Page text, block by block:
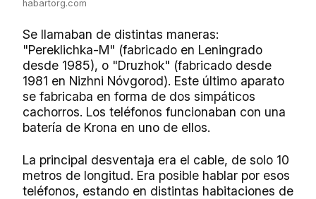
habartorg.com
Se llamaban de distintas maneras:
"Pereklichka-M" (fabricado en Leningrado
desde 1985), o "Druzhok" (fabricado desde
1981 en Nizhni Nóvgorod). Este último aparato
se fabricaba en forma de dos simpáticos
cachorros. Los teléfonos funcionaban con una
batería de Krona en uno de ellos.
La principal desventaja era el cable, de solo 10
metros de longitud. Era posible hablar por esos
teléfonos, estando en distintas habitaciones de